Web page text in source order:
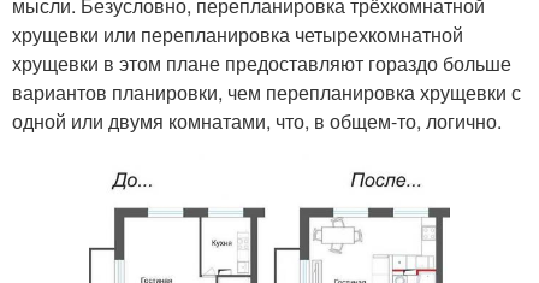
хрущевки или перепланировка четырехкомнатной
хрущевки в этом плане предоставляют гораздо больше
вариантов планировки, чем перепланировка хрущевки с
одной или двумя комнатами, что, в общем-то, логично.